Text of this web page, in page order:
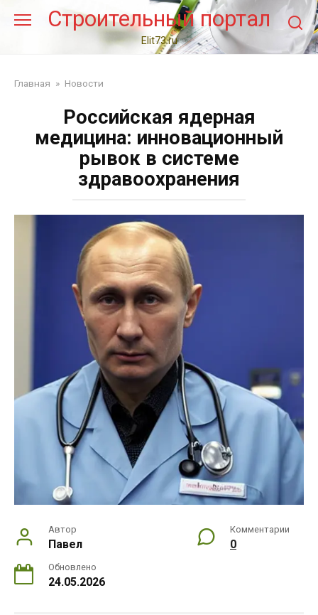
Строительный портал
Elit73.ru
Главная » Новости
Российская ядерная
медицина: инновационный
рывок в системе
здравоохранения
Автор
Павел
Комментарии
0
Обновлено
24.05.2026